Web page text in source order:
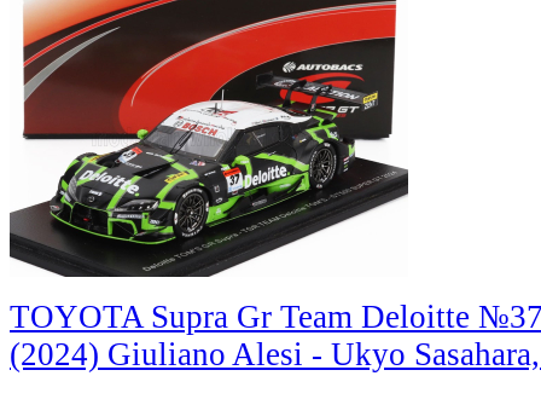
TOYOTA Supra Gr Team Deloitte
(2024) Giuliano Alesi - Ukyo